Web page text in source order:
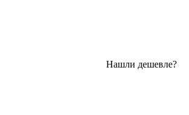
Нашли дешевле?